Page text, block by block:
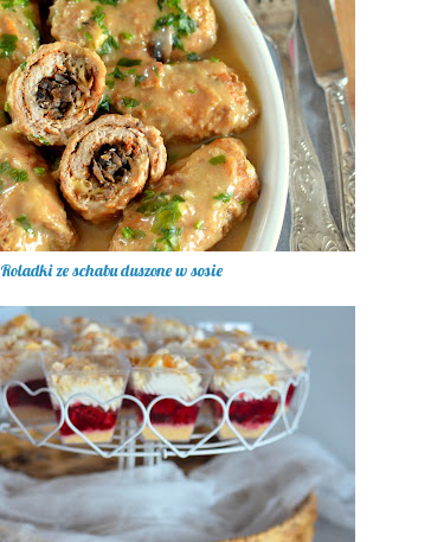
Roladki ze schabu duszone w sosie